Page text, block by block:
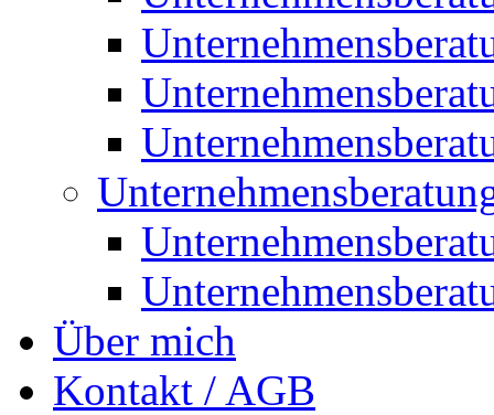
Über mich
Kontakt / AGB